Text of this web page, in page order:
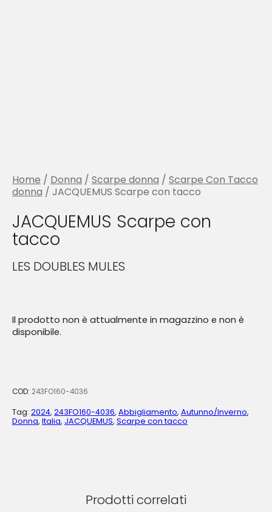
Home / Donna / Scarpe donna / Scarpe Con Tacco
donna / JACQUEMUS Scarpe con tacco
JACQUEMUS Scarpe con
tacco
LES DOUBLES MULES
Il prodotto non è attualmente in magazzino e non è
disponibile.
COD: 243FO160-4036
Tag: 2024, 243FO160-4036, Abbigliamento, Autunno/Inverno,
Donna, Italia, JACQUEMUS, Scarpe con tacco
Prodotti correlati